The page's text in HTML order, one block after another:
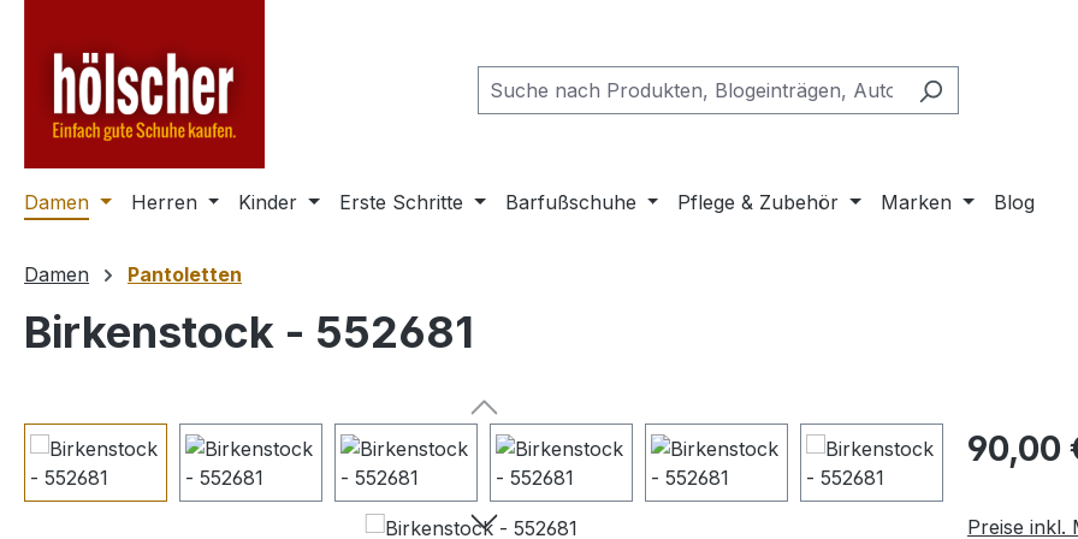
Damen Herren Kinder Erste Schritte Barfußschuhe Pflege & Zubehör Marken Blog
Damen Pantoletten
Birkenstock - 552681
Bildergalerie überspringen Regulärer
90,00
Preise inkl.